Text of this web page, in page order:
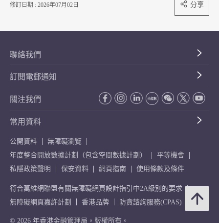
修訂日期 : 2026年07月02日 分享
聯絡我們
訂閱電郵通知
關注我們
常用資料
公開資料
無障礙瀏覽
年度整合開放數據計劃（包含空間數據計劃）
平等機會
私隱政策聲明
保安資料 網頁指南 使用條款及條件
符合萬維網聯盟有關無障礙網頁設計指引中2A級別的要求
無障礙網頁嘉許計劃
香港品牌 防貪諮詢服務(CPAS)
© 2026 年香港金融管理局。版權所有。